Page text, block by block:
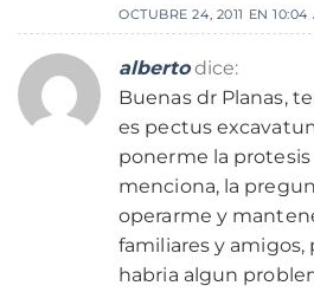
OCTUBRE 24, 2011 EN 10:04
alberto dice:
Buenas dr Planas,
es pectus
ponerme la
menciona, la
operarme y
familiares y amigos,
habria algun